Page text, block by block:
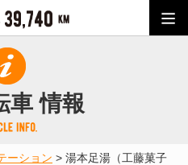
車 情報
ーション > 湯本足湯（工藤菓子